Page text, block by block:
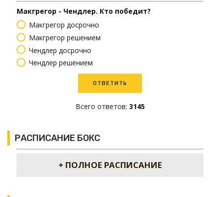
Макгрегор - Чендлер. Кто победит?
Макгрегор досрочно
Макгрегор решением
Чендлер досрочно
Чендлер решением
Всего ответов: 3145
РАСПИСАНИЕ БОКС
+ ПОЛНОЕ РАСПИСАНИЕ